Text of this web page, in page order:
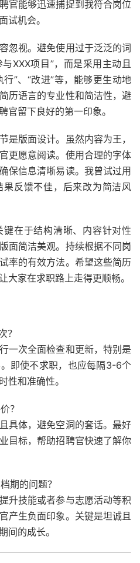
官能够迅速捕捉到我符合岗位
试机会。
忽视。避免使用过于泛泛的词
XXX项目”，而是采用主动且
”、“改进”等，能够更生动地
历语言的专业性和简洁性，避
官留下良好的第一印象。
是版面设计。虽然内容为王，
更愿意阅读。使用合理的字体
保信息清晰易读。我曾试过用
反馈不佳，后来改为简洁风
在于结构清晰、内容针对性
面简洁美观。持续根据不同岗
率的有效方法。希望这些简历
大家在求职路上走得更顺畅。
？
一次全面检查和更新，特别是
即使不求职，也应每隔3-6个
性和准确性。
？
具体，避免空洞的套话。最好
目标，帮助招聘官快速了解你
期的问题？
升技能或者参与志愿活动等积
产生负面印象。关键是坦诚且
间的成长。